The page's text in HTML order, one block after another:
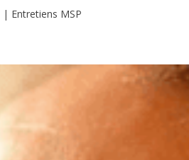
| Entretiens MSP